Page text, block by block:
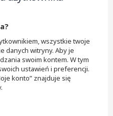
wszystkie twoje
danych witryny. Aby je
swoim kontem. W tym
ustawień i preferencji.
konto” znajduje się